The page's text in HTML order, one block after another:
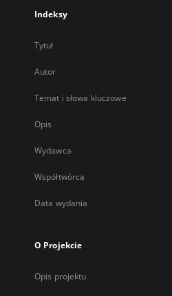
Indeksy
Tytuł
Autor
Temat i słowa kluczowe
Opis
Wydawca
Współtwórca
Data wydania
O Projekcie
Opis projektu